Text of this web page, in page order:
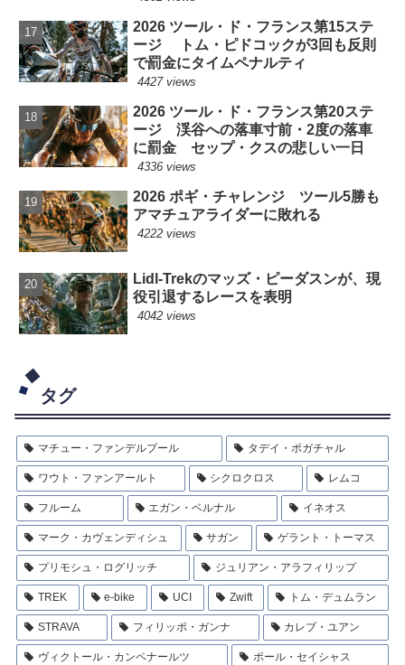
2026 ツール・ド・フランス第15ステ
ージ トム・ピドコックが3回も反則
で罰金にタイムペナルティ
4427 views
2026 ツール・ド・フランス第20ステ
ージ 渓谷への落車寸前・2度の落車
に罰金 セップ・クスの悲しい一日
4336 views
2026 ポギ・チャレンジ ツール5勝も
アマチュアライダーに敗れる
4222 views
Lidl-Trekのマッズ・ピーダスンが、現
役引退するレースを表明
4042 views
タグ
マチュー・ファンデルプール タデイ・ポガチャル
ワウト・ファンアールト シクロクロス レムコ
フルーム エガン・ベルナル イネオス
マーク・カヴェンディシュ サガン ゲラント・トーマス
プリモシュ・ログリッチ ジュリアン・アラフィリップ
TREK e-bike UCI Zwift トム・デュムラン
STRAVA フィリッポ・ガンナ カレブ・ユアン
ヴィクトール・カンペナールツ ポール・セイシャス